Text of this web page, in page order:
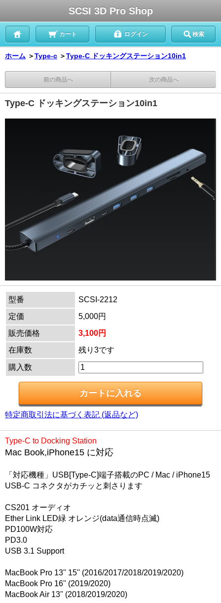
SCSI 3D Pro Shop
カート ログイン 検索
ホーム ＞Type-c ＞Type-C ドッキングステーション10in1
前の商品へ 次の商品へ
Type-C ドッキングステーション10in1
型番
SCSI-2212
定価
5,000円
販売価格
3,100円
在庫数
残り3です
購入数
特定商取引法に基づく表記 (返品など)
Type-C to Docking Station
Mac Book,iPhone15 に対応
「対応機種」USB[Type-C]端子搭載のPC / Mac / iPhone15
USB-C コネクタがカチッと刺さります
CS201 オーディオ
Ether Link LED緑 オレンジ(data通信時点滅)
PD100W対応
PD3.0
USB 3.1 Support
MacBook Pro 13'' 15'' (2016/2017/2018/2019/2020)
MacBook Pro 16'' (2019/2020)
MacBook Air 13'' (2018/2019/2020)